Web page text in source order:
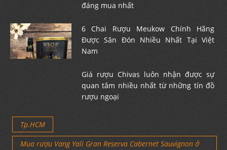
đáng mua nhất
6 Chai Rượu Meukow Chính Hãng
Được Săn Đón Nhiều Nhất Tại Việt
Nam
Giá rượu Chivas luôn nhận được sự
quan tâm nhiều nhất từ những tín đồ
rượu ngoại
Tp.HCM
Mua rượu Vang Yali Gran Reserva Cabernet Sauvignon ở